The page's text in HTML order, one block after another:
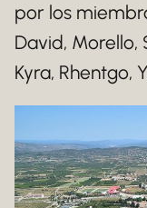
por los
David, Morello,
Kyra, Rhentgo,